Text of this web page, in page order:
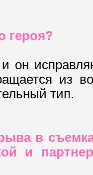
героя?
он
из
тип.
в
и